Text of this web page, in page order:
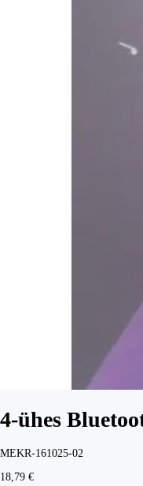
4-ühes
MEKR-161025-02
18,79 €